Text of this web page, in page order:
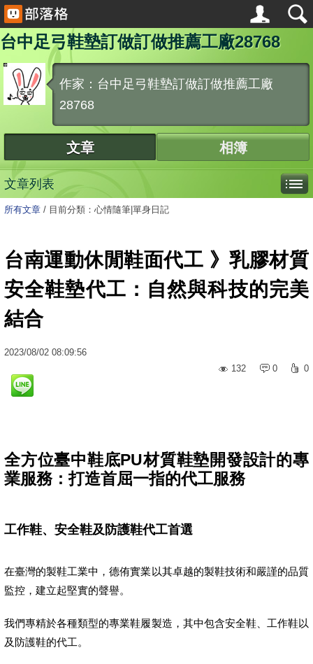
台中足弓鞋墊訂做訂做推薦工廠28768
作家：台中足弓鞋墊訂做訂做推薦工廠
28768
文章 相簿
文章列表
所有文章 / 目前分類：心情隨筆|單身日記
台南運動休閒鞋面代工 》乳膠材質
安全鞋墊代工：自然與科技的完美
結合
2023/08/02 08:09:56
132
0 0
全方位臺中鞋底PU材質鞋墊開發設計的專
業服務：打造首屈一指的代工服務
工作鞋、安全鞋及防護鞋代工首選
在臺灣的製鞋工業中，德侑實業以其卓越的製鞋技術和嚴謹的品質
監控，建立起堅實的聲譽。
我們專精於各種類型的專業鞋履製造，其中包含安全鞋、工作鞋以
及防護鞋的代工。